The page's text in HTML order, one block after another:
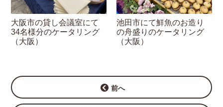
大阪市の貸し会議室にて
34名様分のケータリング
（大阪）
池田市にて鮮魚のお造り
の舟盛りのケータリング
（大阪）
前へ